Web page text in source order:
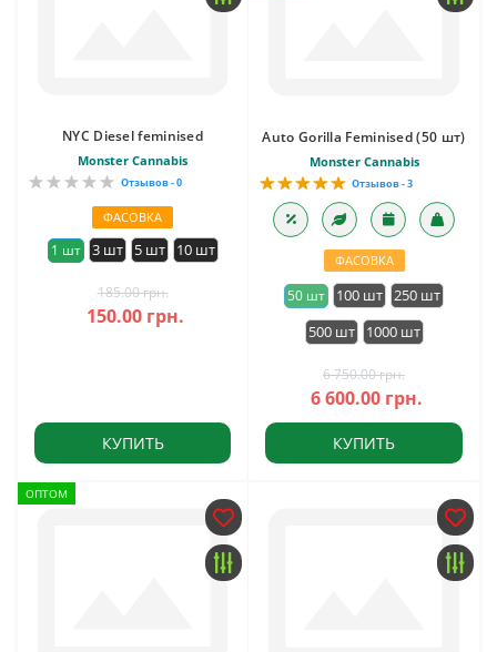
NYC Diesel feminised
Monster Cannabis
Отзывов - 0
ФАСОВКА
1 шт 3 шт 5 шт 10 шт
185.00 грн.
150.00 грн.
КУПИТЬ
Auto Gorilla Feminised (50 шт)
Monster Cannabis
Отзывов - 3
ФАСОВКА
50 шт 100 шт 250 шт
500 шт
1000 шт
6 750.00 грн.
6 600.00 грн.
КУПИТЬ
ОПТОМ